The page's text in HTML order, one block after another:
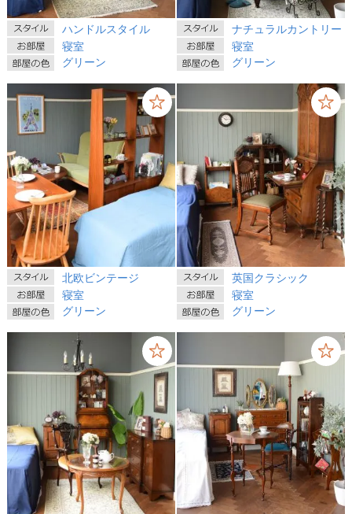
ハンドルスタイル
寝室
グリーン
ナチュラルカントリー
寝室
グリーン
北欧ビンテージ
寝室
グリーン
英国クラシック
寝室
グリーン